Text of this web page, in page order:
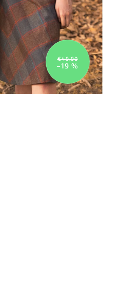
€49,90
–19 %